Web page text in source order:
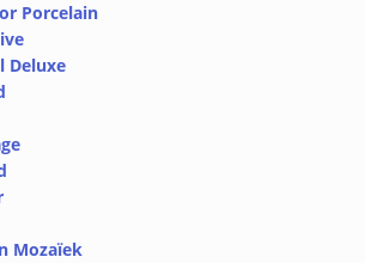
Porcelain
Deluxe
Mozaïek